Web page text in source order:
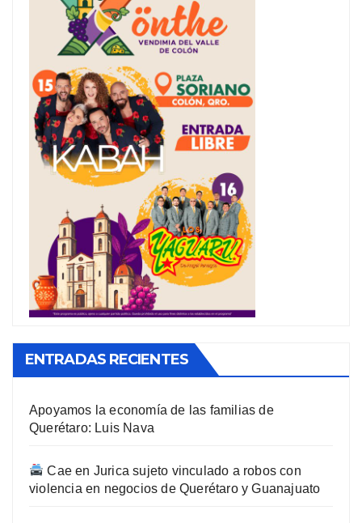
ENTRADAS RECIENTES
Apoyamos la economía de las familias de
Querétaro: Luis Nava
Cae en Jurica sujeto vinculado a robos con
violencia en negocios de Querétaro y Guanajuato